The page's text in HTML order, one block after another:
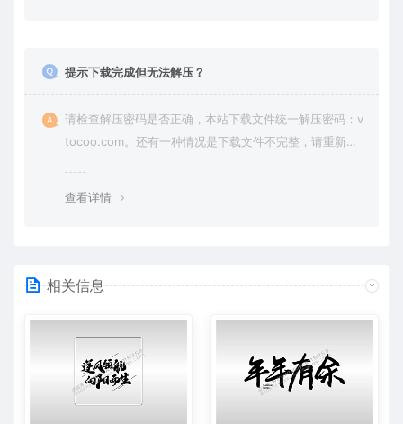
提示下载完成但无法解压？
请检查解压密码是否正确，本站下载文件统一解压密码：v
tocoo.com。还有一种情况是下载文件不完整，请重新下
查看详情
相关信息